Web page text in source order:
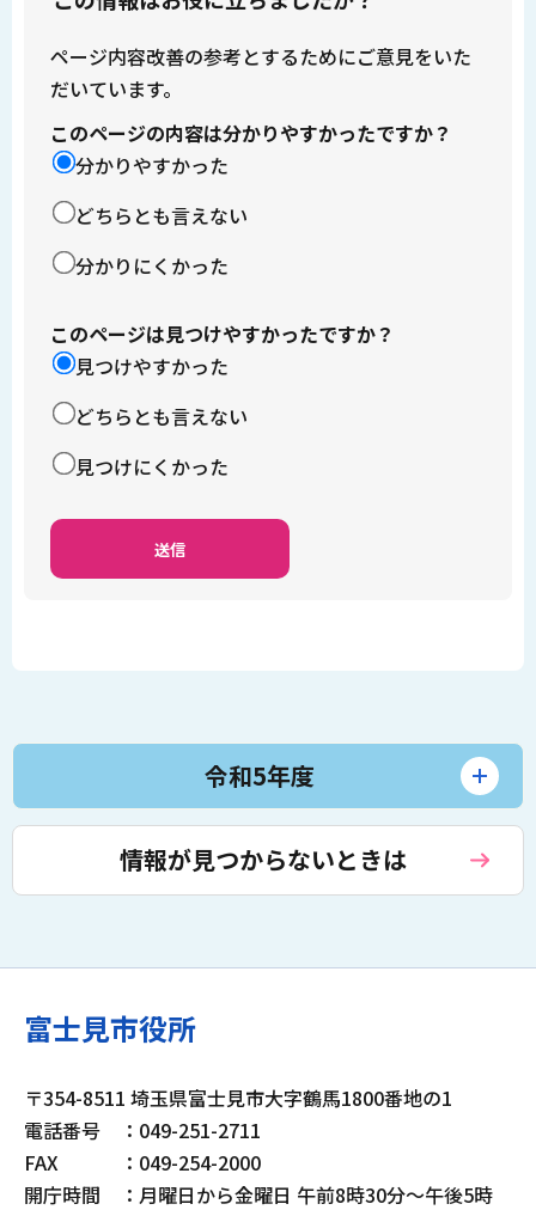
ページ内容改善の参考とするためにご意見をいた
だいています。
このページの内容は分かりやすかったですか？
分かりやすかった
どちらとも言えない
分かりにくかった
このページは見つけやすかったですか？
見つけやすかった
どちらとも言えない
見つけにくかった
令和5年度
情報が見つからないときは
富士見市役所
〒354-8511 埼玉県富士見市大字鶴馬1800番地の1
電話番号
：049-251-2711
FAX
：049-254-2000
開庁時間
：月曜日から金曜日 午前8時30分～午後5時